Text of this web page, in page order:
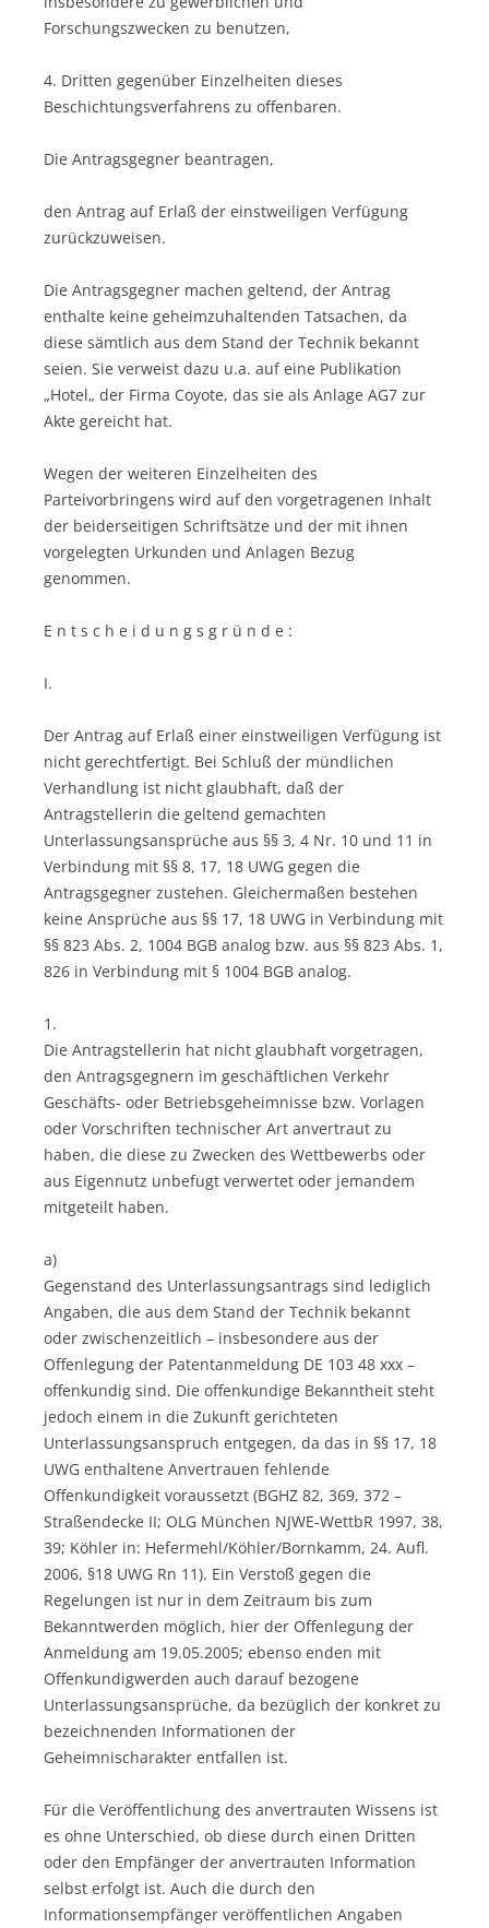
Forschungszwecken zu benutzen,
4. Dritten gegenüber Einzelheiten dieses
Beschichtungsverfahrens zu offenbaren.
Die Antragsgegner beantragen,
den Antrag auf Erlaß der einstweiligen Verfügung
zurückzuweisen.
Die Antragsgegner machen geltend, der Antrag
enthalte keine geheimzuhaltenden Tatsachen, da
diese sämtlich aus dem Stand der Technik bekannt
seien. Sie verweist dazu u.a. auf eine Publikation
„Hotel„ der Firma Coyote, das sie als Anlage AG7 zur
Akte gereicht hat.
Wegen der weiteren Einzelheiten des
Parteivorbringens wird auf den vorgetragenen Inhalt
der beiderseitigen Schriftsätze und der mit ihnen
vorgelegten Urkunden und Anlagen Bezug
genommen.
E n t s c h e i d u n g s g r ü n d e :
I.
Der Antrag auf Erlaß einer einstweiligen Verfügung ist
nicht gerechtfertigt. Bei Schluß der mündlichen
Verhandlung ist nicht glaubhaft, daß der
Antragstellerin die geltend gemachten
Unterlassungsansprüche aus §§ 3, 4 Nr. 10 und 11 in
Verbindung mit §§ 8, 17, 18 UWG gegen die
Antragsgegner zustehen. Gleichermaßen bestehen
keine Ansprüche aus §§ 17, 18 UWG in Verbindung mit
§§ 823 Abs. 2, 1004 BGB analog bzw. aus §§ 823 Abs. 1,
826 in Verbindung mit § 1004 BGB analog.
1.
Die Antragstellerin hat nicht glaubhaft vorgetragen,
den Antragsgegnern im geschäftlichen Verkehr
Geschäfts- oder Betriebsgeheimnisse bzw. Vorlagen
oder Vorschriften technischer Art anvertraut zu
haben, die diese zu Zwecken des Wettbewerbs oder
aus Eigennutz unbefugt verwertet oder jemandem
mitgeteilt haben.
a)
Gegenstand des Unterlassungsantrags sind lediglich
Angaben, die aus dem Stand der Technik bekannt
oder zwischenzeitlich – insbesondere aus der
Offenlegung der Patentanmeldung DE 103 48 xxx –
offenkundig sind. Die offenkundige Bekanntheit steht
jedoch einem in die Zukunft gerichteten
Unterlassungsanspruch entgegen, da das in §§ 17, 18
UWG enthaltene Anvertrauen fehlende
Offenkundigkeit voraussetzt (BGHZ 82, 369, 372 –
Straßendecke II; OLG München NJWE-WettbR 1997, 38,
39; Köhler in: Hefermehl/Köhler/Bornkamm, 24. Aufl.
2006, §18 UWG Rn 11). Ein Verstoß gegen die
Regelungen ist nur in dem Zeitraum bis zum
Bekanntwerden möglich, hier der Offenlegung der
Anmeldung am 19.05.2005; ebenso enden mit
Offenkundigwerden auch darauf bezogene
Unterlassungsansprüche, da bezüglich der konkret zu
bezeichnenden Informationen der
Geheimnischarakter entfallen ist.
Für die Veröffentlichung des anvertrauten Wissens ist
es ohne Unterschied, ob diese durch einen Dritten
oder den Empfänger der anvertrauten Information
selbst erfolgt ist. Auch die durch den
Informationsempfänger veröffentlichen Angaben